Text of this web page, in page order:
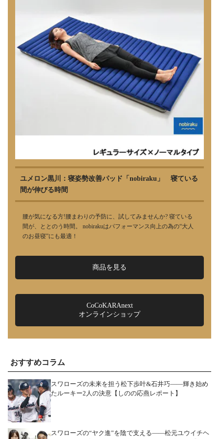
ユメロン黒川：寝姿勢改善パッド「nobiraku」 寝ている
間が伸びる時間
腰が気になる方!腰まわりの予防に、試してみませんか? 寝ている
間が、ととのう時間。 nobirakuはパフォーマンス向上の為の“大人
のお昼寝”にも最適！
商品を見る
CoCoKARAnext
オンラインショップ
おすすめコラム
スワローズの未来を担う松下歩叶&石井巧――輝き始め
たルーキー2人の決意【しのの応燕レポート】
スワローズの“ヤク進”を陰で支える――松元ユウイチヘ